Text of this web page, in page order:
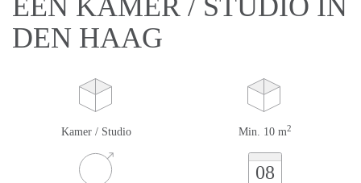
EEN KAMER / STUDIO IN
DEN HAAG
Kamer / Studio Min. 10 m2
08